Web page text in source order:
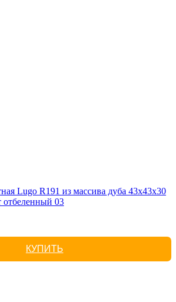
Lugo R191 из массива дуба 43х43х30
отбеленный 03
КУПИТЬ